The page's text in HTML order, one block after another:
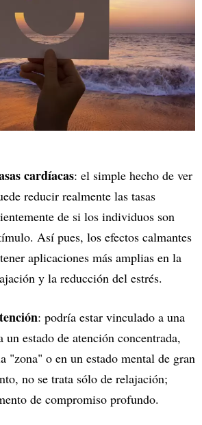
cardíacas: el simple hecho de ver
reducir realmente las tasas
de si los individuos son
Así pues, los efectos calmantes
aplicaciones más amplias en la
y la reducción del estrés.
: podría estar vinculado a una
un estado de atención concentrada,
"zona" o en un estado mental de gran
no se trata sólo de relajación;
de compromiso profundo.